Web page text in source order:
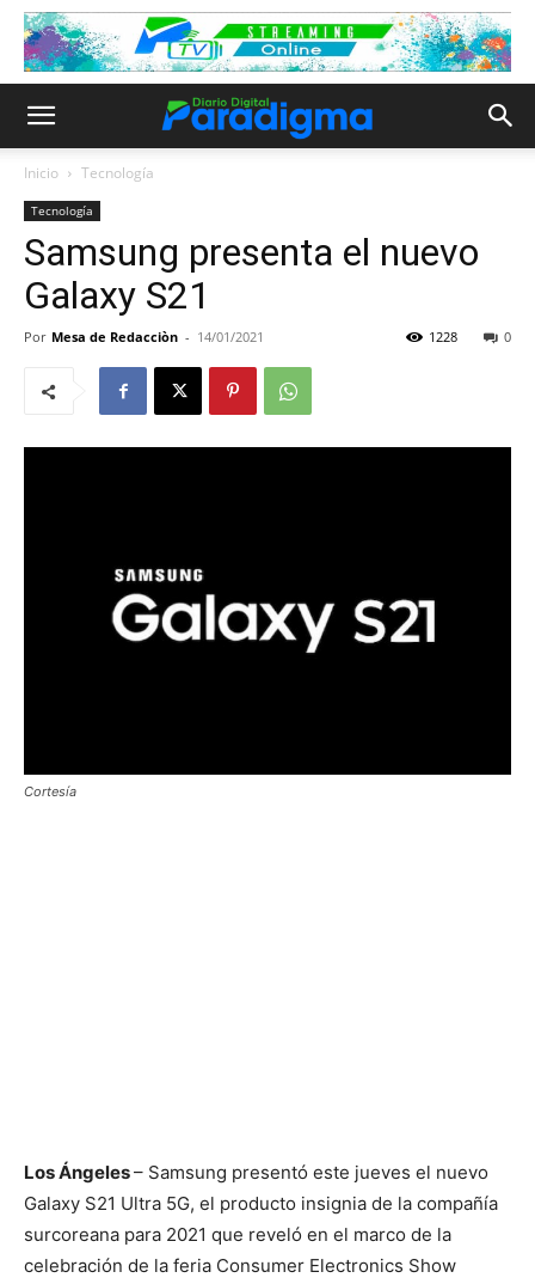
Inicio Tecnología
Tecnología
Samsung presenta el nuevo
Galaxy S21
Por Mesa de Redacciòn - 14/01/2021 0
1228
Cortesía
Los Ángeles– Samsung presentó este jueves el nuevo
Galaxy S21 Ultra 5G, el producto insignia de la compañía
surcoreana para 2021 que reveló en el marco de la
celebración de la feria Consumer Electronics Show